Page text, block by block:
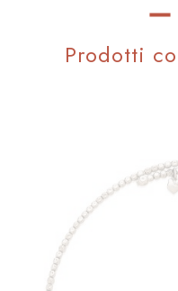
Prodotti